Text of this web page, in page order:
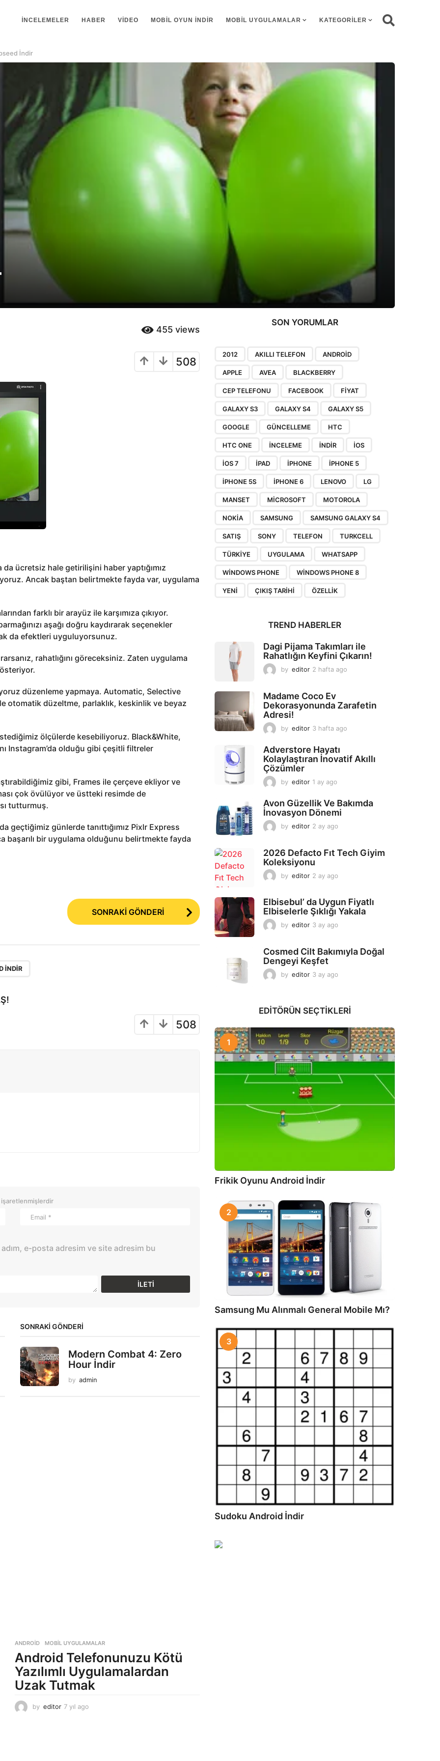
İNCELEMELER HABER VIDEO MOBIL OYUN INDIR MOBIL UYGULAMALAR KATEGORILER
İndir
455 views
508
ücretsiz hale getirilişini haber yaptığımız
Ancak baştan belirtmekte fayda var, uygulama
farklı bir arayüz ile karşımıza çıkıyor.
aşağı doğru kaydırarak seçenekler
da efektleri uyguluyorsunuz.
rahatlığını göreceksiniz. Zaten uygulama
düzenleme yapmaya. Automatic, Selective
otomatik düzeltme, parlaklık, keskinlik ve beyaz
ölçülerde kesebiliyoruz. Black&White,
Instagram’da olduğu gibi çeşitli filtreler
gibi, Frames ile çerçeve ekliyor ve
çok övülüyor ve üstteki resimde de
tutturmuş.
geçtiğimiz günlerde tanıttığımız Pixlr Express
başarılı bir uygulama olduğunu belirtmekte fayda
SONRAKİ GÖNDERİ
INDIR
508
işaretlenmişlerdir
e-posta adresim ve site adresim bu
SONRAKİ GÖNDERİ
Modern Combat 4: Zero
Hour İndir
by admin
ANDROID ,MOBIL UYGULAMALAR
Android Telefonunuzu Kötü
Yazılımlı Uygulamalardan
Uzak Tutmak
by editor 7 yıl ago
SON YORUMLAR
2012 AKILLI TELEFON ANDROID
APPLE AVEA BLACKBERRY
CEP TELEFONU FACEBOOK FIYAT
GALAXY S3 GALAXY S4 GALAXY S5
GOOGLE GÜNCELLEME HTC
HTC ONE INCELEME INDIR IOS
IOS 7 IPAD IPHONE IPHONE 5
IPHONE 5S IPHONE 6 LENOVO LG
MANSET MICROSOFT MOTOROLA
NOKIA SAMSUNG SAMSUNG GALAXY S4
SATIŞ SONY TELEFON TURKCELL
TÜRKIYE UYGULAMA WHATSAPP
WINDOWS PHONE WINDOWS PHONE 8
YENI ÇIKIŞ TARIHI ÖZELLIK
TREND HABERLER
Dagi Pijama Takımları ile
Rahatlığın Keyfini Çıkarın!
by editor 2 hafta ago
g
Madame Coco Ev
Dekorasyonunda Zarafetin
Adresi!
by editor 3 hafta ago
a
Adverstore Hayatı
Kolaylaştıran İnovatif Akıllı
Çözümler
by editor 1 ay ago
y
a
o
Avon Güzellik Ve Bakımda
İnovasyon Dönemi
by editor 2 ay ago
2026 Defacto Fıt Tech Giyim
Koleksiyonu
by editor 2 ay ago
a
g
Elbisebul’ da Uygun Fiyatlı
Elbiselerle Şıklığı Yakala
by editor 3 ay ago
a
Cosmed Cilt Bakımıyla Doğal
Dengeyi Keşfet
by editor 3 ay ago
g
EDITÖRÜN SEÇTIKLERI
1
Frikik Oyunu Android İndir
2
Samsung Mu Alınmalı General Mobile Mı?
3
Sudoku Android İndir